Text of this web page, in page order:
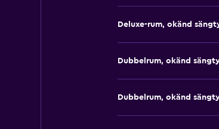
Deluxe-rum, okänd
Dubbelrum, okänd
Dubbelrum, okänd